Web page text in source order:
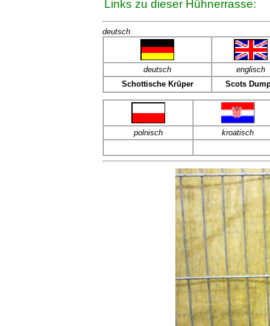
Links zu dieser Hühnerrasse:
deutsch
deutsch
englisch
Schottische Krüper
Scots
polnisch kroatisch